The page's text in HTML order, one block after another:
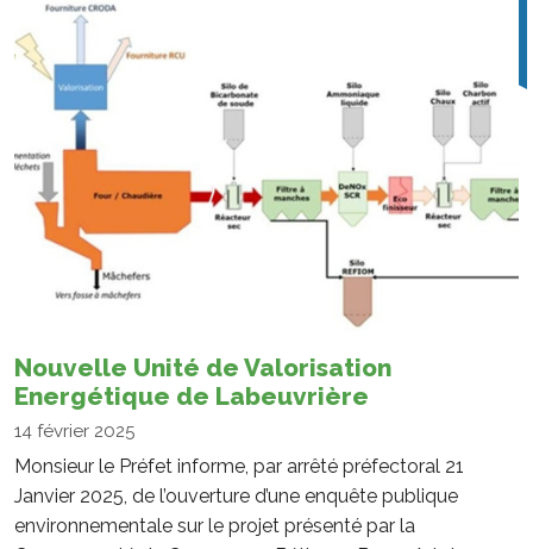
Nouvelle Unité de Valorisation
Energétique de Labeuvrière
14 février 2025
Monsieur le Préfet informe, par arrêté préfectoral 21
Janvier 2025, de l’ouverture d’une enquête publique
environnementale sur le projet présenté par la